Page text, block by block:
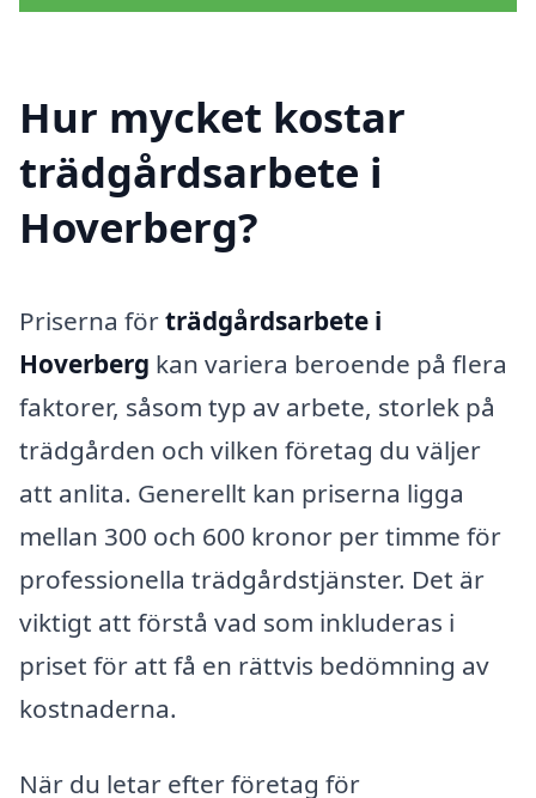
Hur mycket kostar
trädgårdsarbete i
Hoverberg?
Priserna förträdgårdsarbete i
Hoverberg kan variera beroende på flera
faktorer, såsom typ av arbete, storlek på
trädgården och vilken företag du väljer
att anlita. Generellt kan priserna ligga
mellan 300 och 600 kronor per timme för
professionella trädgårdstjänster. Det är
viktigt att förstå vad som inkluderas i
priset för att få en rättvis bedömning av
kostnaderna.
När du letar efter företag för